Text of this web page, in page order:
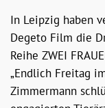
In Leipzig haben
Degeto Film die
Reihe ZWEI
„Endlich Freitag
Zimmermann